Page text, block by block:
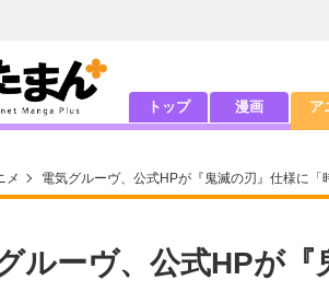
トップ 漫画 ア
メ 電気グルーヴ、公式HPが『鬼滅の刃』仕様に「
ルーヴ、公式HPが